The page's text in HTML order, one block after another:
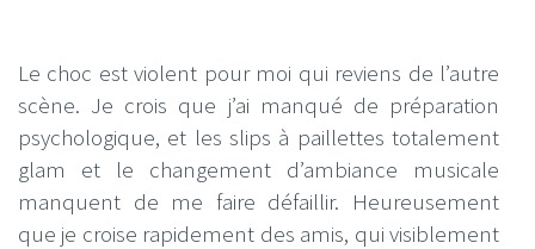
Le choc est violent pour moi qui reviens de l’autre
scène. Je crois que j’ai manqué de préparation
psychologique, et les slips à paillettes totalement
glam et le changement d’ambiance musicale
manquent de me faire défaillir. Heureusement
que je croise rapidement des amis, qui visiblement